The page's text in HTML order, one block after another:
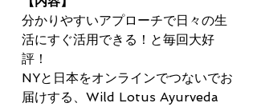
分かりやすいアプローチで日々の生
活にすぐ活用できる！と毎回大好
評！
NYと日本をオンラインでつないでお
届けする、Wild Lotus Ayurveda